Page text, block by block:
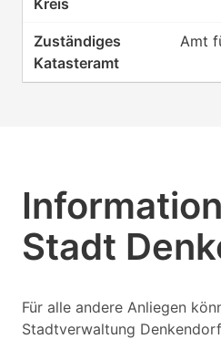
Amt
Stadt
Für alle andere Anliegen
Stadtverwaltung